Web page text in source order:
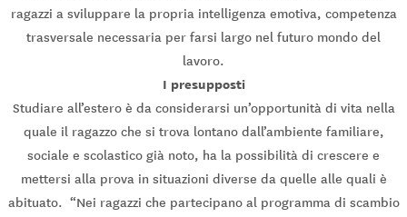
ragazzi a sviluppare la propria intelligenza emotiva, competenza
trasversale necessaria per farsi largo nel futuro mondo del
lavoro.
I presupposti
Studiare all’estero è da considerarsi un’opportunità di vita nella
quale il ragazzo che si trova lontano dall’ambiente familiare,
sociale e scolastico già noto, ha la possibilità di crescere e
mettersi alla prova in situazioni diverse da quelle alle quali è
abituato. “Nei ragazzi che partecipano al programma di scambio